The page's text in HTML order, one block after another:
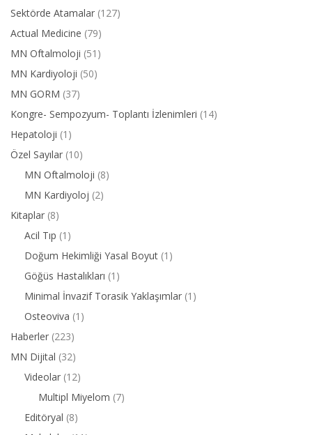
Sektörde Atamalar (127)
Actual Medicine (79)
MN Oftalmoloji (51)
MN Kardiyoloji (50)
MN GORM (37)
Kongre- Sempozyum- Toplantı İzlenimleri (14)
Hepatoloji (1)
Özel Sayılar (10)
MN Oftalmoloji (8)
MN Kardiyoloj (2)
Kitaplar (8)
Acil Tıp (1)
Doğum Hekimliği Yasal Boyut (1)
Göğüs Hastalıkları (1)
Minimal İnvazif Torasik Yaklaşımlar (1)
Osteoviva (1)
Haberler (223)
MN Dijital (32)
Videolar (12)
Multipl Miyelom (7)
Editöryal (8)